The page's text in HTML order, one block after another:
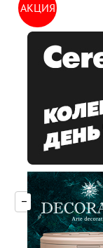
АКЦИЯ
Церезит
Количество